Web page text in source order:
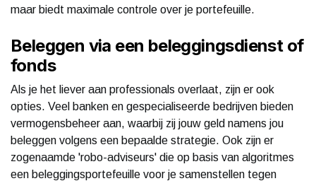
maar biedt maximale controle over je portefeuille.
Beleggen via een beleggingsdienst of
fonds
Als je het liever aan professionals overlaat, zijn er ook
opties. Veel banken en gespecialiseerde bedrijven bieden
vermogensbeheer aan, waarbij zij jouw geld namens jou
beleggen volgens een bepaalde strategie. Ook zijn er
zogenaamde 'robo-adviseurs' die op basis van algoritmes
een beleggingsportefeuille voor je samenstellen tegen